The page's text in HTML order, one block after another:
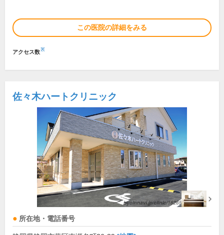
この医院の詳細をみる
アクセス数※
佐々木ハートクリニック
所在地・電話番号